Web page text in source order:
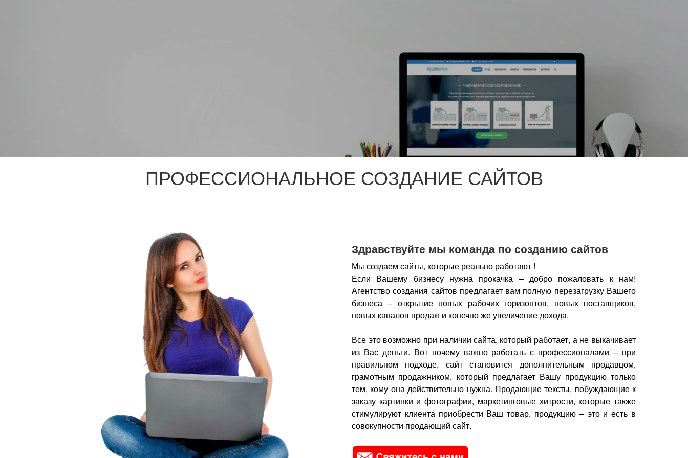
ПРОФЕССИОНАЛЬНОЕ СОЗДАНИЕ САЙТОВ
Здравствуйте мы команда по созданию сайтов
Мы создаем сайты, которые реально работают !
Если Вашему бизнесу нужна прокачка – добро пожаловать к нам!
Агентство создания сайтов предлагает вам полную перезагрузку Вашего
бизнеса – открытие новых рабочих горизонтов, новых поставщиков,
новых каналов продаж и конечно же увеличение дохода.
Все это возможно при наличии сайта, который работает, а не выкачивает
из Вас деньги. Вот почему важно работать с профессионалами – при
правильном подходе, сайт становится дополнительным продавцом,
грамотным продажником, который предлагает Вашу продукцию только
тем, кому она действительно нужна. Продающие тексты, побуждающие к
заказу картинки и фотографии, маркетинговые хитрости, которые также
стимулируют клиента приобрести Ваш товар, продукцию – это и есть в
совокупности продающий сайт.